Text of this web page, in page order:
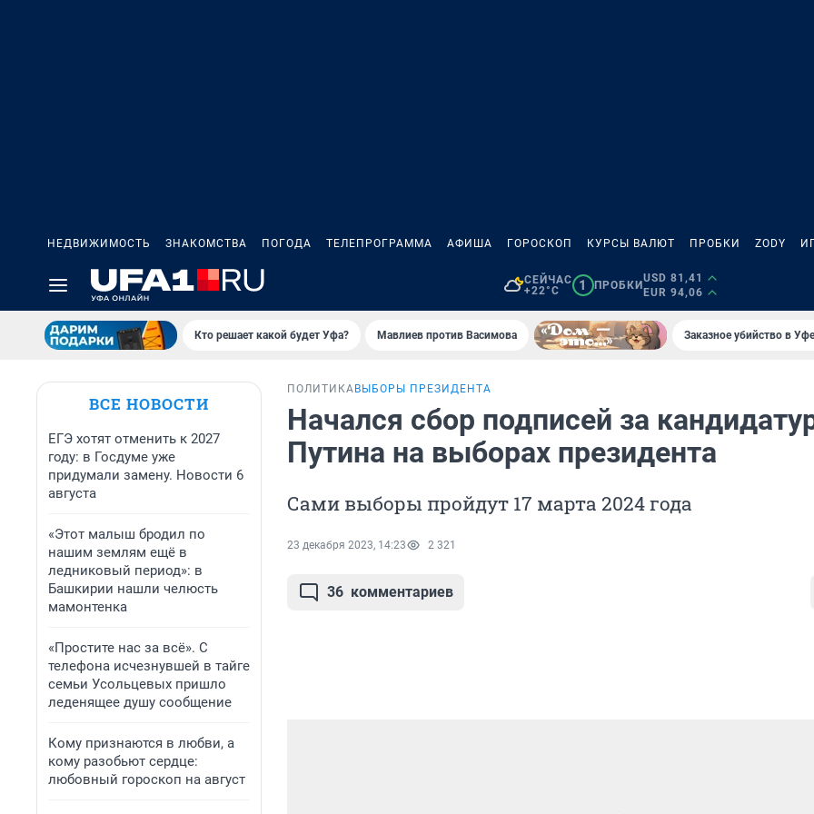
НЕДВИЖИМОСТЬ ЗНАКОМСТВА ПОГОДА ТЕЛЕПРОГРАММА АФИША ГОРОСКОП КУРСЫ ВАЛЮТ ПРОБКИ ZODY
СЕЙЧАС
+22°C
1 ПРОБКИ
USD 81,41
EUR 94,06
Кто решает какой будет Уфа? Мавлиев против Васимова Заказное убийство в
ВСЕ НОВОСТИ
ЕГЭ хотят отменить к 2027
году: в Госдуме уже
придумали замену. Новости 6
августа
«Этот малыш бродил по
нашим землям ещё в
ледниковый период»: в
Башкирии нашли челюсть
мамонтенка
«Простите нас за всё». С
телефона исчезнувшей в тайге
семьи Усольцевых пришло
леденящее душу сообщение
Кому признаются в любви, а
кому разобьют сердце:
любовный гороскоп на август
ПОЛИТИКА ВЫБОРЫ ПРЕЗИДЕНТА
Начался сбор подписей за
Путина на выборах президента
Сами выборы пройдут 17 марта 2024 года
23 декабря 2023, 14:23 2 321
36 комментариев